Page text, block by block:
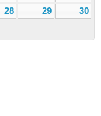
28 29
30